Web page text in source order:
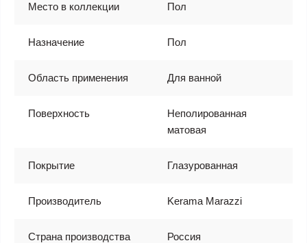
Место в коллекции Пол
Назначение Пол
Область применения Для ванной
Поверхность
Неполированная
матовая
Покрытие Глазурованная
Производитель Kerama Marazzi
Страна производства Россия